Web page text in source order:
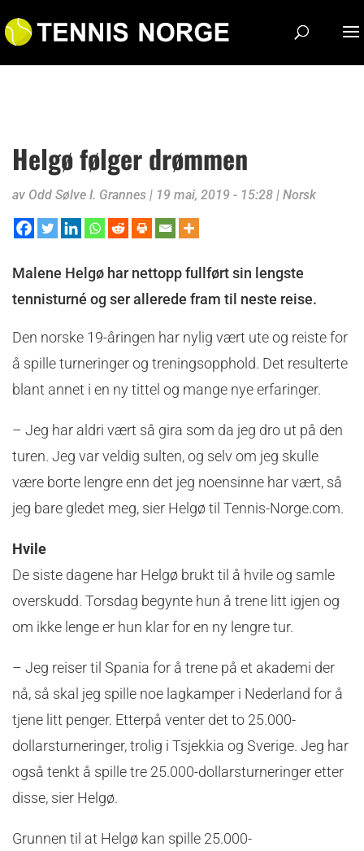
Helgø følger drømmen
av Odd Sølve I. Grannes | 19 mai, 2019 - 15:28 | Norsk
Malene Helgø har nettopp fullført sin lengste
tennisturné og ser allerede fram til neste reise.
Den norske 19-åringen har nylig vært ute og reiste for
å spille turneringer og treningsopphold. Det resulterte
blant annet i en ny tittel og mange nye erfaringer.
– Jeg har aldri vært så gira som da jeg dro ut på den
turen. Jeg var veldig sulten, og selv om jeg skulle
være borte lengre enn det jeg noensinne har vært, så
jeg bare gledet meg, sier Helgø til Tennis-Norge.com.
Hvile
De siste dagene har Helgø brukt til å hvile og samle
overskudd. Torsdag begynte hun å trene litt igjen og
om ikke lenge er hun klar for en ny lengre tur.
– Jeg reiser til Spania for å trene på et akademi der
nå, så skal jeg spille noe lagkamper i Nederland for å
tjene litt penger. Etterpå venter det to 25.000-
dollarsturneringer, trolig i Tsjekkia og Sverige. Jeg har
også tenkt å spille tre 25.000-dollarsturneringer etter
disse, sier Helgø.
Grunnen til at Helgø kan spille 25.000-